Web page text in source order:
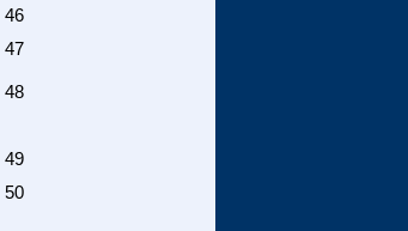
46
47
48
49
50